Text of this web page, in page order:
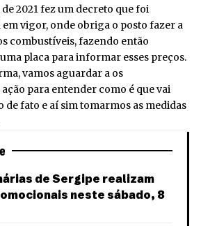
2021 fez um decreto que foi
em vigor, onde obriga o posto fazer a
combustíveis, fazendo então
placa para informar esses preços.
vamos aguardar a os
para entender como é que vai
fato e aí sim tomarmos as medidas
de Sergipe realizam
neste sábado, 8